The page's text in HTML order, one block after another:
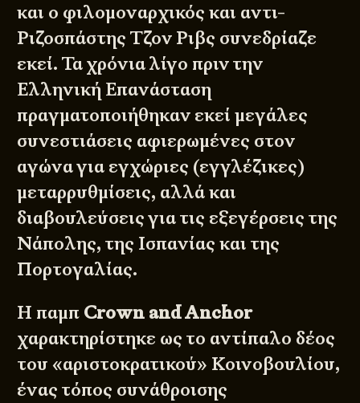
και ο φιλομοναρχικός και αντι-
Ριζοσπάστης Τζον Ριβς συνεδρίαζε
εκεί. Τα χρόνια λίγο πριν την
Ελληνική Επανάσταση
πραγματοποιήθηκαν εκεί μεγάλες
συνεστιάσεις αφιερωμένες στον
αγώνα για εγχώριες (εγγλέζικες)
μεταρρυθμίσεις, αλλά και
διαβουλεύσεις για τις εξεγέρσεις της
Νάπολης, της Ισπανίας και της
Πορτογαλίας.
Η παμπ Crown and Anchor
χαρακτηρίστηκε ως το αντίπαλο δέος
του «αριστοκρατικού» Κοινοβουλίου,
ένας τόπος συνάθροισης